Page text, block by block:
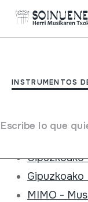
INSTRUMENTOS
Escribe lo que
Enlaces
Eresbil
Gipuzkoako
Gipuzkoako
MIMO -